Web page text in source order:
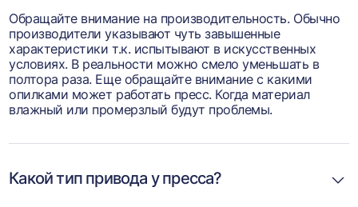
Обращайте внимание на производительность. Обычно
производители указывают чуть завышенные
характеристики т.к. испытывают в искусственных
условиях. В реальности можно смело уменьшать в
полтора раза. Еще обращайте внимание с какими
опилками может работать пресс. Когда материал
влажный или промерзлый будут проблемы.
Какой тип привода у пресса?